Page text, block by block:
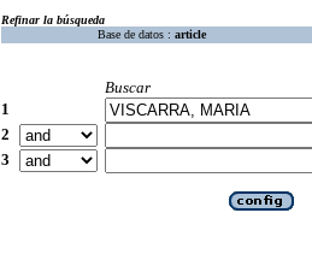
Refinar la búsqueda
Base de datos : article
Buscar
1
2
3